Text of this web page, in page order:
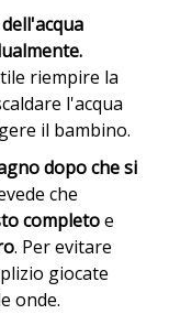
riempire la
l'acqua
il bambino.
dopo che si
che
completoe
. Per evitare
giocate
onde.